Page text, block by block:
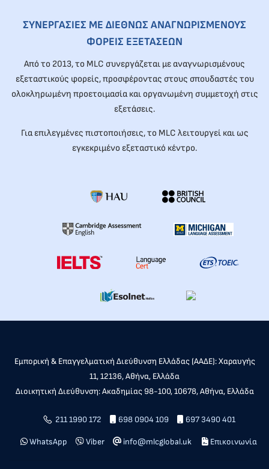
ΣΥΝΕΡΓΑΣΙΕΣ ΜΕ ΔΙΕΘΝΩΣ ΑΝΑΓΝΩΡΙΣΜΕΝΟΥΣ
ΦΟΡΕΙΣ ΕΞΕΤΑΣΕΩΝ
Από το 2013, το MLC συνεργάζεται με αναγνωρισμένους
εξεταστικούς φορείς, προσφέροντας στους σπουδαστές του
ολοκληρωμένη προετοιμασία και οργανωμένη συμμετοχή στις
εξετάσεις.
Για επιλεγμένες πιστοποιήσεις, το MLC λειτουργεί και ως
εγκεκριμένο εξεταστικό κέντρο.
Εμπορική & Επαγγελματική Διεύθυνση Ελλάδας (ΑΑΔΕ): Χαραυγής
11, 12136, Αθήνα, Ελλάδα
Διοικητική Διεύθυνση: Ακαδημίας 98-100, 10678, Αθήνα, Ελλάδα
211 1990 172 698 0904 109 697 3490 401
WhatsApp Viber info@mlcglobal.uk Επικοινωνία